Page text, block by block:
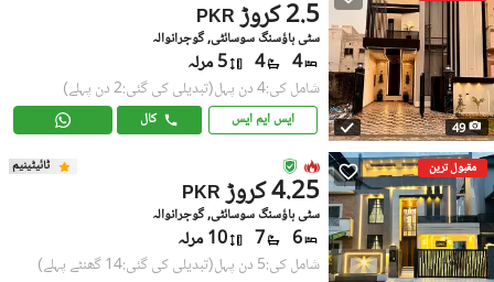
49
PKR 2.5 کروڑ
سٹی ہاؤسنگ سوسائٹی, گوجرانوالہ
4
4 5 مرلہ
شامل کی:4 دن پہل (تبدیلی کی گئی:2 دن پہلے)
ایس ایم ایس کال
مقبول ترین ٹائیٹینیم
PKR 4.25 کروڑ
سٹی ہاؤسنگ سوسائٹی, گوجرانوالہ
6
7 10 مرلہ
شامل کی:5 دن پہل (تبدیلی کی گئی:14 گھنٹے پہلے)